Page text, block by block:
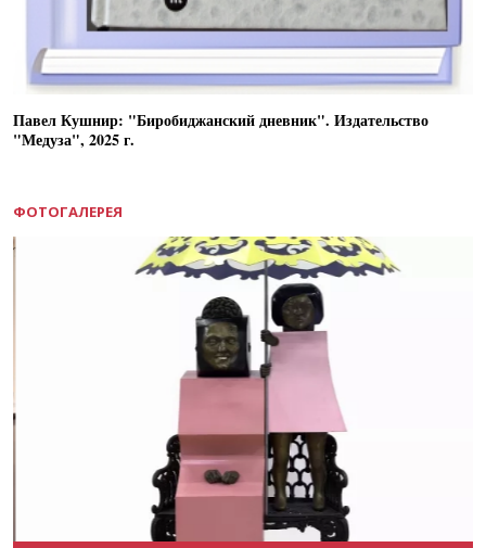
Павел Кушнир: "Биробиджанский дневник". Издательство
"Медуза", 2025 г.
ФОТОГАЛЕРЕЯ